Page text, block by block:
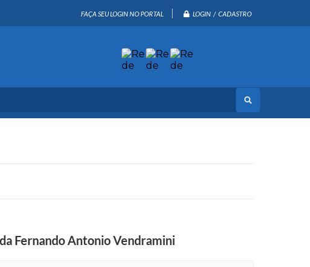
FAÇA SEU LOGIN NO PORTAL LOGIN / CADASTRO
Fernando Antonio Vendramini